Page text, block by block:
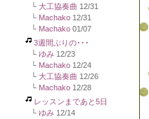
└ 大工協奏曲 12/31
└ Machako 12/31
└ Machako 01/07
3週間ぶりの･･･
└ ゆみ 12/23
└ Machako 12/24
└ 大工協奏曲 12/26
└ Machako 12/28
レッスンまであと5日
└ ゆみ 12/14